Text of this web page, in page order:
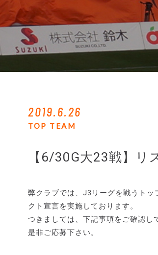
2019.6.26
TOP TEAM
【6/30G大23戦】リ
弊クラブでは、J3リーグを戦うト
クト宣言を実施しております。
つきましては、下記事項をご確認し
是非ご応募下さい。